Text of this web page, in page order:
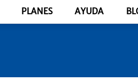
PLANES AYUDA